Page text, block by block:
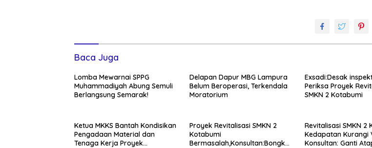
Baca Juga
Lomba Mewarnai SPPG
Muhammadiyah Abung Semuli
Berlangsung Semarak!
Delapan Dapur MBG Lampura
Belum Beroperasi, Terkendala
Moratorium
Exsadi:Desak
Periksa Proyek
SMKN 2 Kotabumi
Ketua MKKS Bantah Kondisikan
Pengadaan Material dan
Tenaga Kerja Proyek
Proyek Revitalisasi SMKN 2
Kotabumi
Bermasalah,Konsultan:Bongkar
Revitalisasi SMKN 2
Kedapatan Kurangi
Konsultan: Ganti